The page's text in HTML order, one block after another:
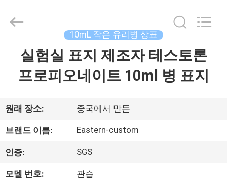
품
우
리
2017
10mL 작은 유리병 상표
실험실 표지 제조자 테스토론
프로피오네이트 10ml 병 표지
원래 장소: 중국에서 만든
브랜드 이름: Eastern-custom
인증: SGS
모델 번호: 관습